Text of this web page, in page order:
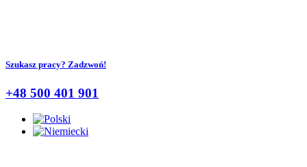
Szukasz pracy? Zadzwoń!
+48 500 401 901